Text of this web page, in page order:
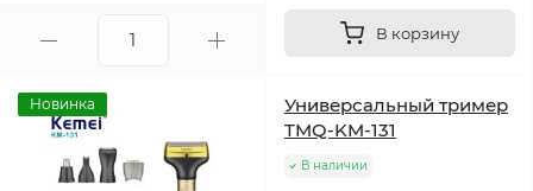
В корзину
Новинка
Универсальный тример
TMQ-KM-131
В наличии